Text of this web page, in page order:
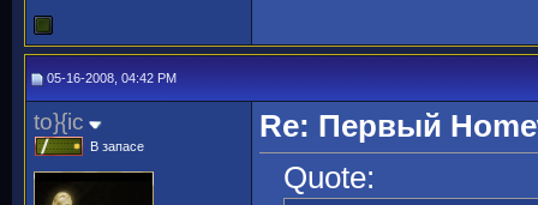
05-16-2008, 04:42 PM
to}{ic
В запасе
Re: Первый
Quote: